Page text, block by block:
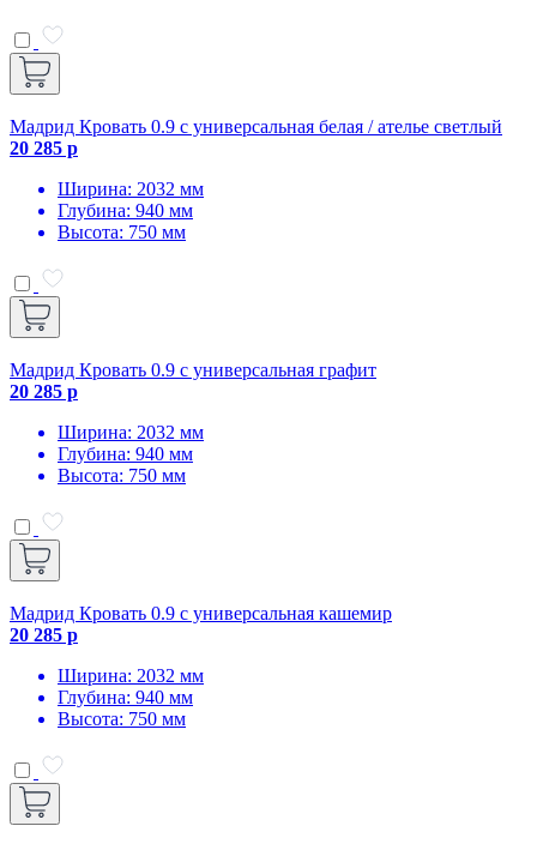
Мадрид Кровать 0.9 с универсальная белая / ателье светлый
20 285 р
Ширина: 2032 мм
Глубина: 940 мм
Высота: 750 мм
Мадрид Кровать 0.9 с универсальная графит
20 285 р
Ширина: 2032 мм
Глубина: 940 мм
Высота: 750 мм
Мадрид Кровать 0.9 с универсальная кашемир
20 285 р
Ширина: 2032 мм
Глубина: 940 мм
Высота: 750 мм